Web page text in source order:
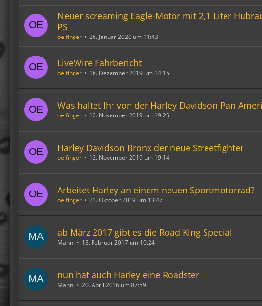
Neuer screaming Eagle-Motor mit 2,1 Liter
PS
oelfinger 26. Januar 2020 um 11:43
LiveWire Fahrbericht
oelfinger 16. Dezember 2019 um 14:15
Was haltet Ihr von der Harley Davidson Pan
oelfinger 12. November 2019 um 19:25
Harley Davidson Bronx der neue Streetfighter
oelfinger 12. November 2019 um 19:14
Arbeitet Harley an einem neuen Sportmotorrad?
oelfinger 21. Oktober 2019 um 13:47
ab März 2017 gibt es die Road King Special
Manni 13. Februar 2017 um 10:24
nun hat auch Harley eine Roadster
Manni 20. April 2016 um 07:59